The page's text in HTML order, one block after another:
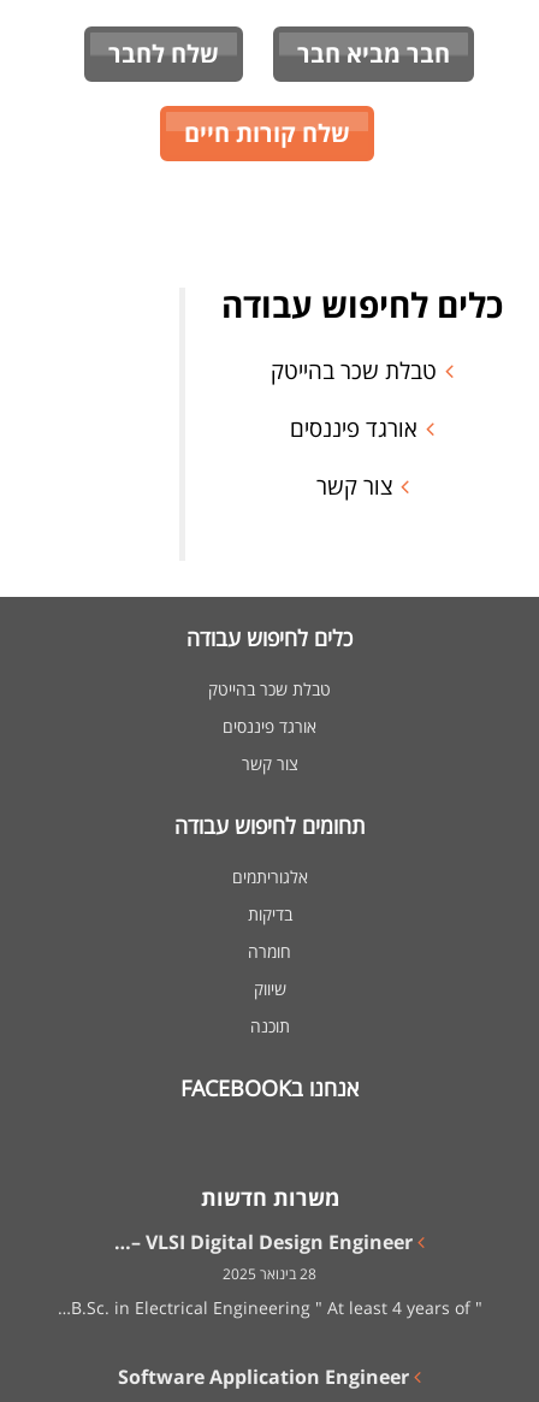
חבר מביא חבר שלח לחבר
שלח קורות חיים
כלים לחיפוש עבודה
טבלת שכר בהייטק
אורגד פיננסים
צור קשר
כלים לחיפוש עבודה
טבלת שכר בהייטק
אורגד פיננסים
צור קשר
תחומים לחיפוש עבודה
אלגוריתמים
בדיקות
חומרה
שיווק
תוכנה
אנחנו בFACEBOOK
משרות חדשות
VLSI Digital Design Engineer –…
28 בינואר 2025
" B.Sc. in Electrical Engineering " At least 4 years of…
Software Application Engineer